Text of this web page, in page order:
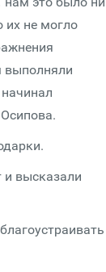
их не могло
выполняли
и высказали